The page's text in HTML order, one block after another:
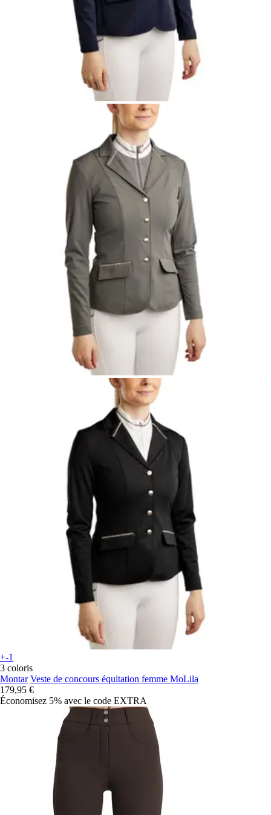
+-1
3 coloris
Montar Veste de concours équitation femme MoLila
179,95 €
Économisez 5% avec le code EXTRA